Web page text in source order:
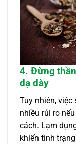
4. Đừng
dạ dày
Tuy nhiên,
nhiều rủi ro
cách. Lạm
khiến tình